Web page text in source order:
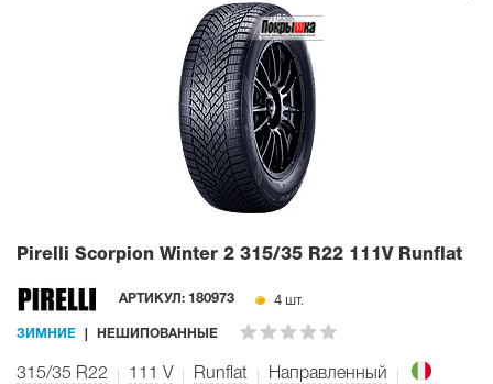
Pirelli Scorpion Winter 2 315/35 R22 111V Runflat
АРТИКУЛ: 180973 4 шт.
ЗИМНИЕ НЕШИПОВАННЫЕ
315/35 R22 111 V Runflat Направленный